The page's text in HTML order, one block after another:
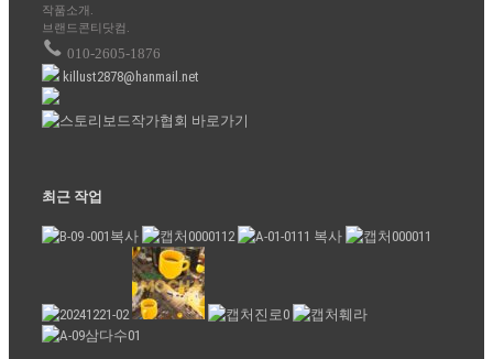
작품소개.
브랜드콘티닷컴.
010-2605-1876
killust2878@hanmail.net
최근 작업